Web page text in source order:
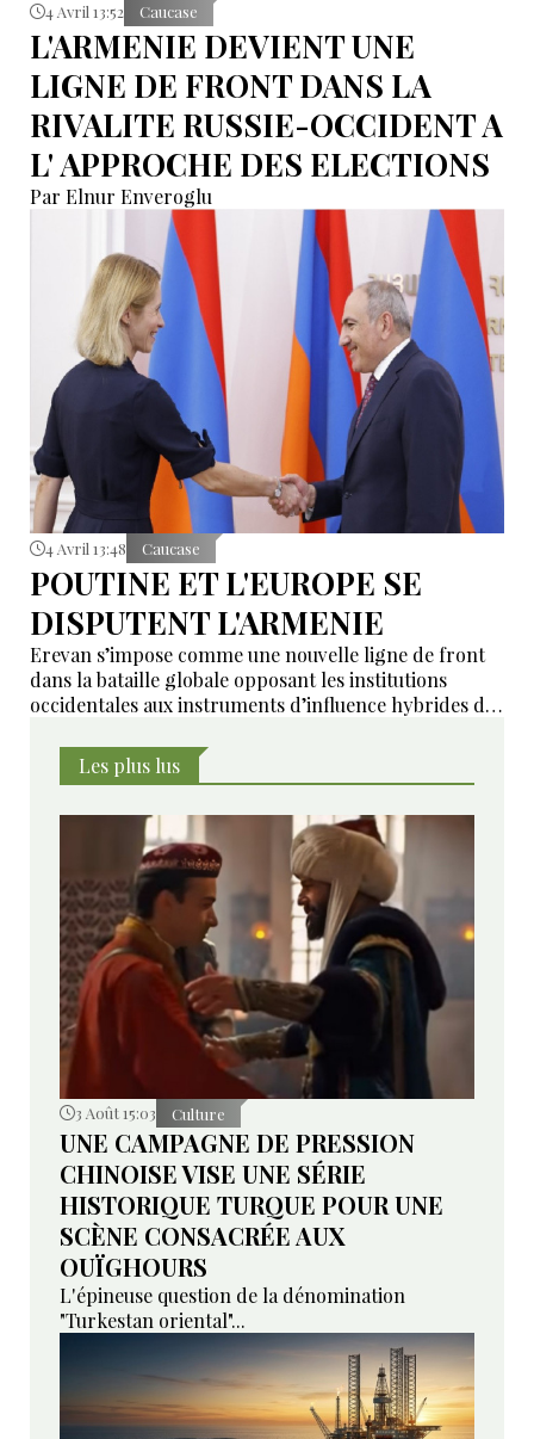
4 Avril 13:52 Caucase
L'ARMENIE DEVIENT UNE
LIGNE DE FRONT DANS LA
RIVALITE RUSSIE-OCCIDENT A
L' APPROCHE DES ELECTIONS
Par Elnur Enveroglu
4 Avril 13:48 Caucase
POUTINE ET L'EUROPE SE
DISPUTENT L'ARMENIE
Erevan s’impose comme une nouvelle ligne de front
dans la bataille globale opposant les institutions
occidentales aux instruments d’influence hybrides de
Les plus lus
3 Août 15:03 Culture
UNE CAMPAGNE DE PRESSION
CHINOISE VISE UNE SÉRIE
HISTORIQUE TURQUE POUR UNE
SCÈNE CONSACRÉE AUX
OUÏGHOURS
L'épineuse question de la dénomination
"Turkestan oriental"...